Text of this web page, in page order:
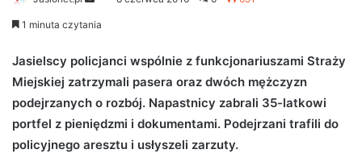
e
d
a
m
a
1 minuta czytania
Jasielscy policjanci wspólnie z funkcjonariuszami Straży
Miejskiej zatrzymali pasera oraz dwóch mężczyzn
podejrzanych o rozbój. Napastnicy zabrali 35-latkowi
portfel z pieniędzmi i dokumentami. Podejrzani trafili do
policyjnego aresztu i usłyszeli zarzuty.